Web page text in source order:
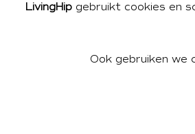
©
LivingHip gebruikt cookies en
Ook gebruiken we